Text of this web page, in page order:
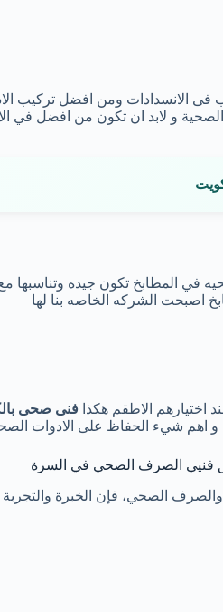
فى الانسدادات ومن افضل تركيب
و لابد ان تكون من افضل في
في المطابخ تكون جيده وتناسبها
اصبحت الشركه الخاصه بنا لها
اختيارهم الاطقم هكذا فنى صحى
اهم شيء الحفاظ على الادوات
فنيي الصرف الصحي في السرة
والصرف الصحي، فإن الخبرة